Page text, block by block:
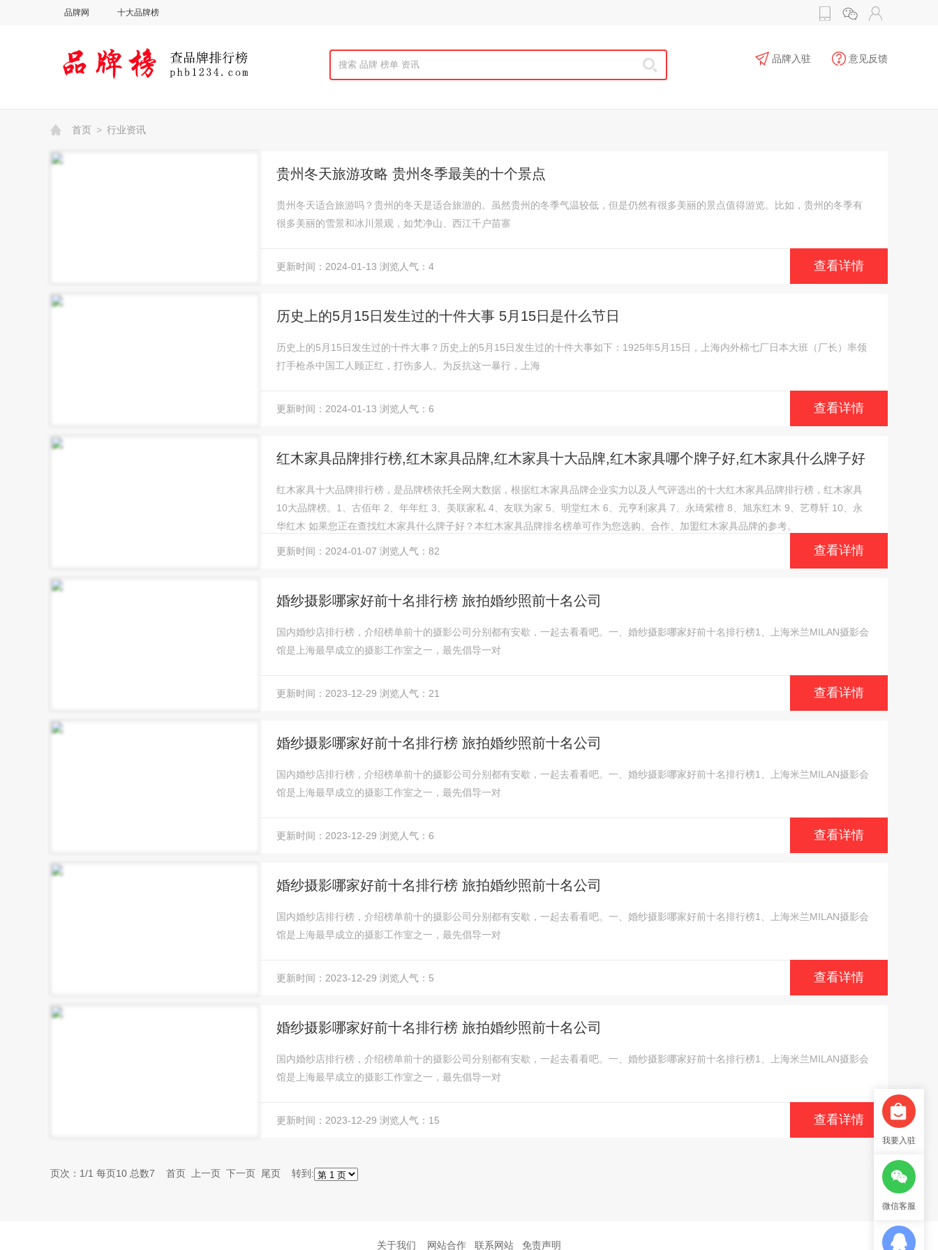
品牌网 十大品牌榜
品牌入驻 意见反馈
首页 > 行业资讯
贵州冬天旅游攻略 贵州冬季最美的十个景点
贵州冬天适合旅游吗？贵州的冬天是适合旅游的。虽然贵州的冬季气温较低，但是仍然有很多美丽的景点值得游览。比如，贵州的冬季有
很多美丽的雪景和冰川景观，如梵净山、西江千户苗寨
查看详情
更新时间：2024-01-13 浏览人气：4
历史上的5月15日发生过的十件大事 5月15日是什么节日
历史上的5月15日发生过的十件大事？历史上的5月15日发生过的十件大事如下：1925年5月15日，上海内外棉七厂日本大班（厂长）率领
打手枪杀中国工人顾正红，打伤多人。为反抗这一暴行，上海
查看详情
更新时间：2024-01-13 浏览人气：6
红木家具品牌排行榜,红木家具品牌,红木家具十大品牌,红木家具哪个牌子好,红木家具什么牌子好
红木家具十大品牌排行榜，是品牌榜依托全网大数据，根据红木家具品牌企业实力以及人气评选出的十大红木家具品牌排行榜，红木家具
10大品牌榜。1、古佰年 2、年年红 3、美联家私 4、友联为家 5、明堂红木 6、元亨利家具 7、永琦紫檀 8、旭东红木 9、艺尊轩 10、永
华红木 如果您正在查找红木家具什么牌子好？本红木家具品牌排名榜单可作为您选购、合作、加盟红木家具品牌的参考。
查看详情
更新时间：2024-01-07 浏览人气：82
婚纱摄影哪家好前十名排行榜 旅拍婚纱照前十名公司
国内婚纱店排行榜，介绍榜单前十的摄影公司分别都有安歇，一起去看看吧。一、婚纱摄影哪家好前十名排行榜1、上海米兰MILAN摄影会
馆是上海最早成立的摄影工作室之一，最先倡导一对
查看详情
更新时间：2023-12-29 浏览人气：21
婚纱摄影哪家好前十名排行榜 旅拍婚纱照前十名公司
国内婚纱店排行榜，介绍榜单前十的摄影公司分别都有安歇，一起去看看吧。一、婚纱摄影哪家好前十名排行榜1、上海米兰MILAN摄影会
馆是上海最早成立的摄影工作室之一，最先倡导一对
查看详情
更新时间：2023-12-29 浏览人气：6
婚纱摄影哪家好前十名排行榜 旅拍婚纱照前十名公司
国内婚纱店排行榜，介绍榜单前十的摄影公司分别都有安歇，一起去看看吧。一、婚纱摄影哪家好前十名排行榜1、上海米兰MILAN摄影会
馆是上海最早成立的摄影工作室之一，最先倡导一对
查看详情
更新时间：2023-12-29 浏览人气：5
婚纱摄影哪家好前十名排行榜 旅拍婚纱照前十名公司
国内婚纱店排行榜，介绍榜单前十的摄影公司分别都有安歇，一起去看看吧。一、婚纱摄影哪家好前十名排行榜1、上海米兰MILAN摄影会
馆是上海最早成立的摄影工作室之一，最先倡导一对
查看详情
更新时间：2023-12-29 浏览人气：15
页次：1/1 每页10 总数7 首页 上一页 下一页 尾页 转到:
关于我们 网站合作 联系网站 免责声明
我要入驻
微信客服